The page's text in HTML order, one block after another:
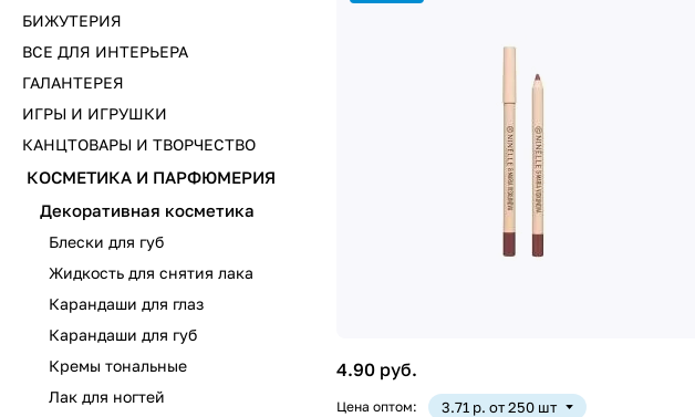
4.90 руб.
Цена оптом: 3.71 р. от 250 шт
БИЖУТЕРИЯ
ВСЕ ДЛЯ ИНТЕРЬЕРА
ГАЛАНТЕРЕЯ
ИГРЫ И ИГРУШКИ
КАНЦТОВАРЫ И ТВОРЧЕСТВО
КОСМЕТИКА И ПАРФЮМЕРИЯ
Декоративная косметика
Блески для губ
Жидкость для снятия лака
Карандаши для глаз
Карандаши для губ
Кремы тональные
Лак для ногтей